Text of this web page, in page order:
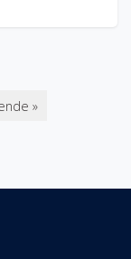
»